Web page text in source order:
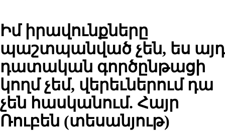
Իմ իրավունքները
պաշտպանված չեն, ես այդ
դատական գործընթացի
կողմ չեմ, վերեւներում դա
չեն հասկանում. Հայր
Ռուբեն (տեսանյութ)